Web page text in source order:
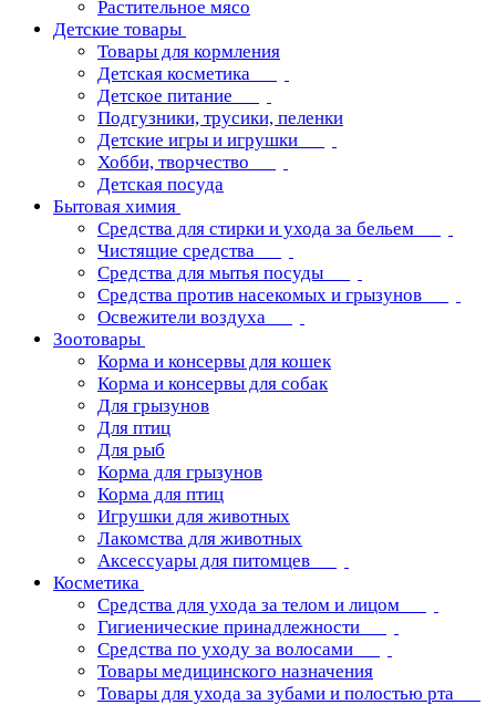
Растительное мясо
Детские товары
Товары для кормления
Детская косметика
Детское питание
Подгузники, трусики, пеленки
Детские игры и игрушки
Хобби, творчество
Детская посуда
Бытовая химия
Средства для стирки и ухода за бельем
Чистящие средства
Средства для мытья посуды
Средства против насекомых и грызунов
Освежители воздуха
Зоотовары
Корма и консервы для кошек
Корма и консервы для собак
Для грызунов
Для птиц
Для рыб
Корма для грызунов
Корма для птиц
Игрушки для животных
Лакомства для животных
Аксессуары для питомцев
Косметика
Средства для ухода за телом и лицом
Гигиенические принадлежности
Средства по уходу за волосами
Товары медицинского назначения
Товары для ухода за зубами и полостью рта